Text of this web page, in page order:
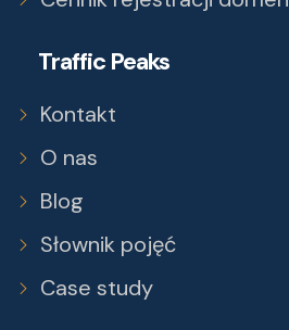
Traffic Peaks
Kontakt
O nas
Blog
Słownik pojęć
Case study